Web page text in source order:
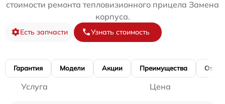
стоимости ремонта тепловизионного прицела Замена
корпуса.
Есть запчасти Узнать стоимость
Гарантия Модели Акции Преимущества
Услуга Цена